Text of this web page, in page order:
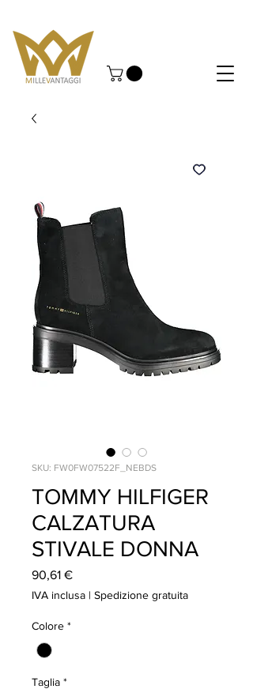
SKU: FW0FW07522F_NEBDS
TOMMY HILFIGER
CALZATURA
STIVALE DONNA
90,61 €Prezzo
IVA inclusa | Spedizione gratuita
Colore *
Taglia *